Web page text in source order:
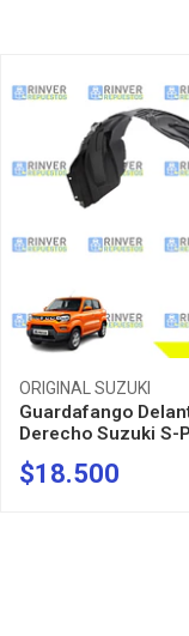
ORIGINAL SUZUKI
Guardafango
Derecho Suzuki S-
-
$18.500